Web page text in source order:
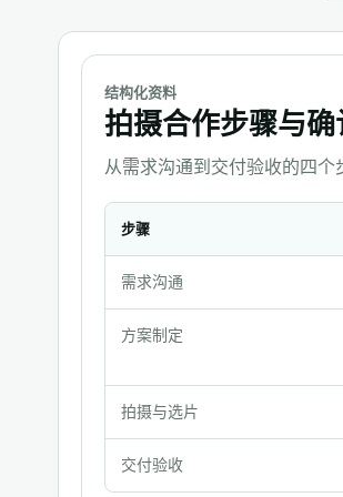
结构化资料
拍摄合作步骤与确
从需求沟通到交付验收的四个
合
步
骤
与
确
步骤
需求沟通
方案制定
拍摄与选片
交付验收